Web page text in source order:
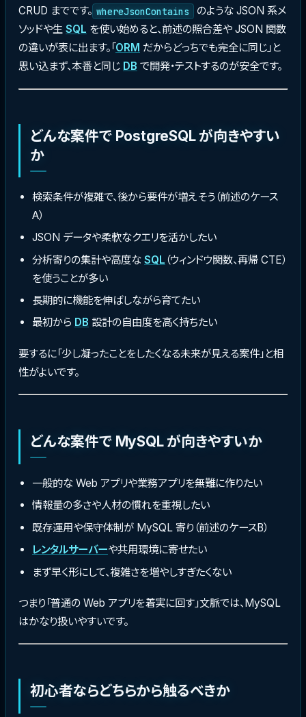
CRUD までです。 whereJsonContains
のような JSON 系メ
ソッドや生 SQL を使い始めると、前述の照合差や JSON 関数
の違いが表に出ます。「ORM だからどっちでも完全に同じ」と
思い込まず、本番と同じ DB で開発・テストするのが安全です。
どんな案件で PostgreSQL が向きやすい
か
検索条件が複雑で、後から要件が増えそう（前述のケース
A）
JSON データや柔軟なクエリを活かしたい
分析寄りの集計や高度な SQL （ウィンドウ関数、再帰 CTE）
を使うことが多い
長期的に機能を伸ばしながら育てたい
最初から DB 設計の自由度を高く持ちたい
要するに「少し凝ったことをしたくなる未来が見える案件」と相
性がよいです。
どんな案件で MySQL が向きやすいか
一般的な Web アプリや業務アプリを無難に作りたい
情報量の多さや人材の慣れを重視したい
既存運用や保守体制が MySQL 寄り（前述のケースB）
レンタルサーバーや共用環境に寄せたい
まず早く形にして、複雑さを増やしすぎたくない
つまり「普通の Web アプリを着実に回す」文脈では、MySQL
はかなり扱いやすいです。
初心者ならどちらから触るべきか